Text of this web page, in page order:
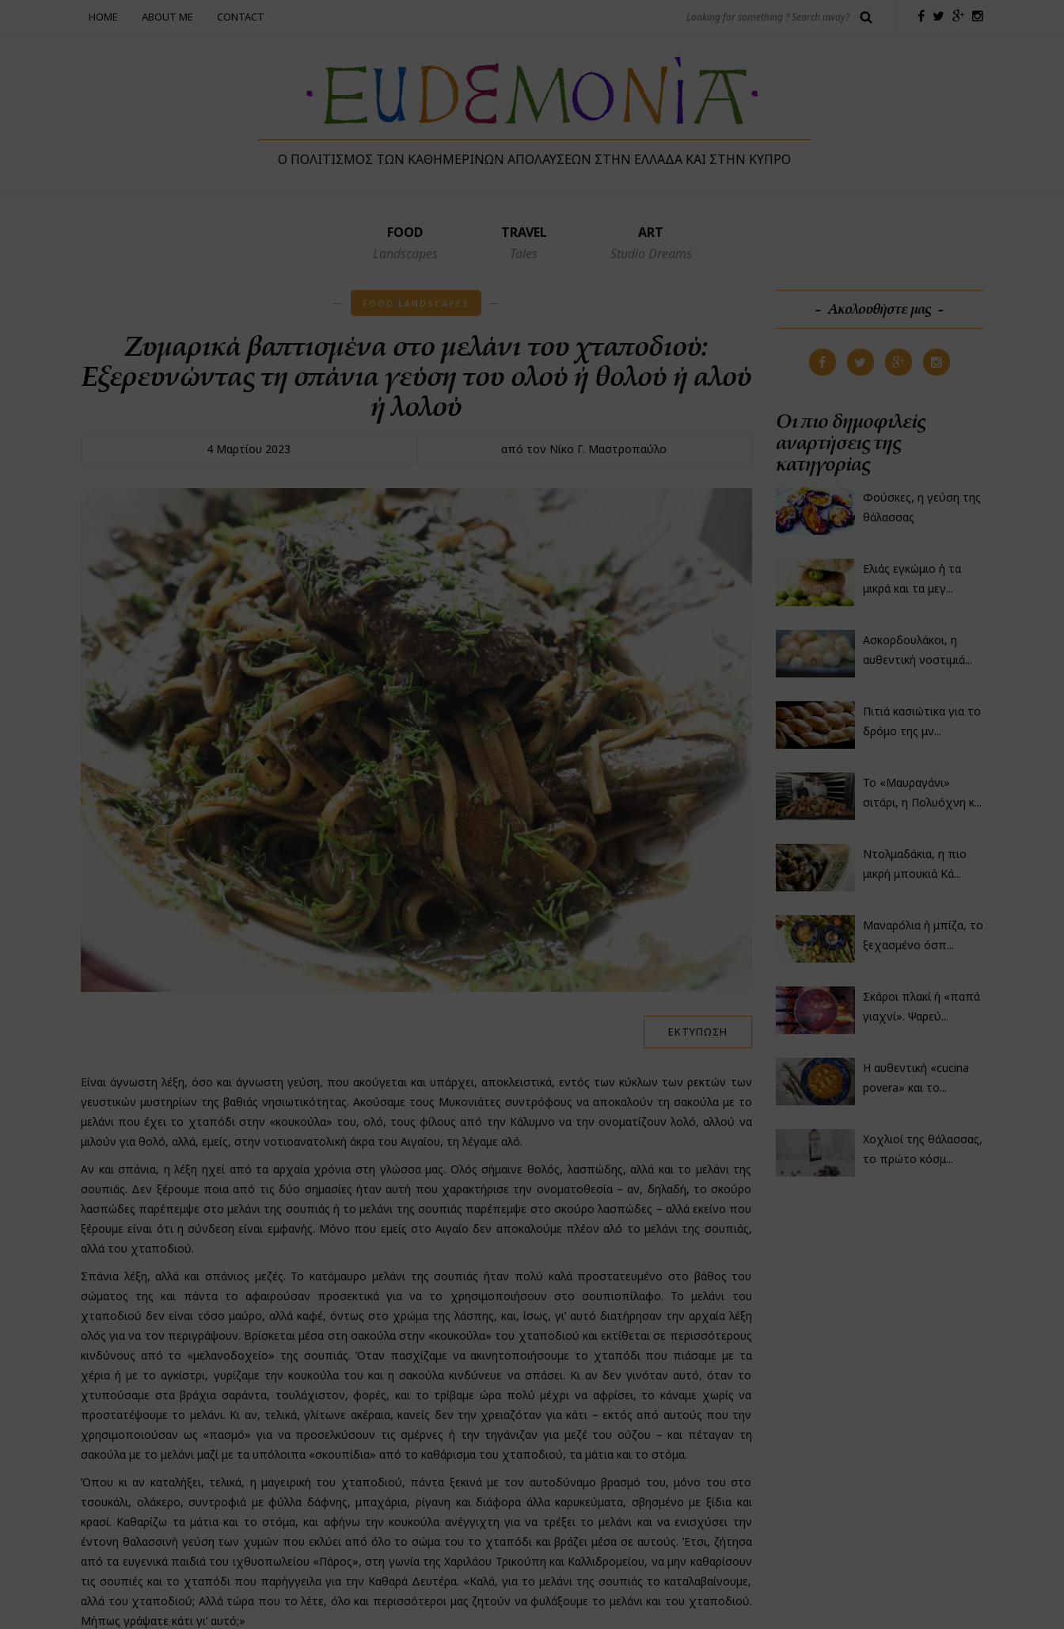
HOME ABOUT ME CONTACT
Ο ΠΟΛΙΤΙΣΜΌΣ ΤΩΝ ΚΑΘΗΜΕΡΙΝΏΝ ΑΠΟΛΑΎΣΕΩΝ ΣΤΗΝ ΕΛΛΆΔΑ ΚΑΙ ΣΤΗΝ ΚΎΠΡΟ
FOOD
Landscapes
TRAVEL
Tales
ART
Studio Dreams
FOOD LANDSCAPES
Ζυμαρικά βαπτισμένα στο μελάνι του χταποδιού:
Εξερευνώντας τη σπάνια γεύση του ολού ή θολού ή αλού
ή λολού
4 Μαρτίου 2023 από τον Νίκο Γ. Μαστροπαύλο
ΕΚΤΎΠΩΣΗ
Είναι άγνωστη λέξη, όσο και άγνωστη γεύση, που ακούγεται και υπάρχει, αποκλειστικά, εντός των κύκλων των ρεκτών των
γευστικών μυστηρίων της βαθιάς νησιωτικότητας. Ακούσαμε τους Μυκονιάτες συντρόφους να αποκαλούν τη σακούλα με το
μελάνι που έχει το χταπόδι στην «κουκούλα» του, ολό, τους φίλους από την Κάλυμνο να την ονοματίζουν λολό, αλλού να
μιλούν για θολό, αλλά, εμείς, στην νοτιοανατολική άκρα του Αιγαίου, τη λέγαμε αλό.
Αν και σπάνια, η λέξη ηχεί από τα αρχαία χρόνια στη γλώσσα μας. Ολός σήμαινε θολός, λασπώδης, αλλά και το μελάνι της
σουπιάς. Δεν ξέρουμε ποια από τις δύο σημασίες ήταν αυτή που χαρακτήρισε την ονοματοθεσία – αν, δηλαδή, το σκούρο
λασπώδες παρέπεμψε στο μελάνι της σουπιάς ή το μελάνι της σουπιάς παρέπεμψε στο σκούρο λασπώδες – αλλά εκείνο που
ξέρουμε είναι ότι η σύνδεση είναι εμφανής. Μόνο που εμείς στο Αιγαίο δεν αποκαλούμε πλέον αλό το μελάνι της σουπιάς,
αλλά του χταποδιού.
Σπάνια λέξη, αλλά και σπάνιος μεζές. Το κατάμαυρο μελάνι της σουπιάς ήταν πολύ καλά προστατευμένο στο βάθος του
σώματος της και πάντα το αφαιρούσαν προσεκτικά για να το χρησιμοποιήσουν στο σουπιοπίλαφο. Το μελάνι του
χταποδιού δεν είναι τόσο μαύρο, αλλά καφέ, όντως στο χρώμα της λάσπης, και, ίσως, γι’ αυτό διατήρησαν την αρχαία λέξη
ολός για να τον περιγράψουν. Βρίσκεται μέσα στη σακούλα στην «κουκούλα» του χταποδιού και εκτίθεται σε περισσότερους
κινδύνους από το «μελανοδοχείο» της σουπιάς. Όταν πασχίζαμε να ακινητοποιήσουμε το χταπόδι που πιάσαμε με τα
χέρια ή με το αγκίστρι, γυρίζαμε την κουκούλα του και η σακούλα κινδύνευε να σπάσει. Κι αν δεν γινόταν αυτό, όταν το
χτυπούσαμε στα βράχια σαράντα, τουλάχιστον, φορές, και το τρίβαμε ώρα πολύ μέχρι να αφρίσει, το κάναμε χωρίς να
προστατέψουμε το μελάνι. Κι αν, τελικά, γλίτωνε ακέραια, κανείς δεν την χρειαζόταν για κάτι – εκτός από αυτούς που την
χρησιμοποιούσαν ως «πασμό» για να προσελκύσουν τις σμέρνες ή την τηγάνιζαν για μεζέ του ούζου – και πέταγαν τη
σακούλα με το μελάνι μαζί με τα υπόλοιπα «σκουπίδια» από το καθάρισμα του χταποδιού, τα μάτια και το στόμα.
Όπου κι αν καταλήξει, τελικά, η μαγειρική του χταποδιού, πάντα ξεκινά με τον αυτοδύναμο βρασμό του, μόνο του στο
τσουκάλι, ολάκερο, συντροφιά με φύλλα δάφνης, μπαχάρια, ρίγανη και διάφορα άλλα καρυκεύματα, σβησμένο με ξίδια και
κρασί. Καθαρίζω τα μάτια και το στόμα, και αφήνω την κουκούλα ανέγγιχτη για να τρέξει το μελάνι και να ενισχύσει την
έντονη θαλασσινή γεύση των χυμών που εκλύει από όλο το σώμα του το χταπόδι και βράζει μέσα σε αυτούς. Έτσι, ζήτησα
από τα ευγενικά παιδιά του ιχθυοπωλείου «Πάρος», στη γωνία της Χαριλάου Τρικούπη και Καλλιδρομείου, να μην καθαρίσουν
τις σουπιές και το χταπόδι που παρήγγειλα για την Καθαρά Δευτέρα. «Καλά, για το μελάνι της σουπιάς το καταλαβαίνουμε,
αλλά του χταποδιού; Αλλά τώρα που το λέτε, όλο και περισσότεροι μας ζητούν να φυλάξουμε το μελάνι και του χταποδιού.
Μήπως γράψατε κάτι γι’ αυτό;»
Ακολουθήστε μας
Οι πιο δημοφιλείς
αναρτήσεις της
κατηγορίας
Φούσκες, η γεύση της
θάλασσας
Ελιάς εγκώμιο ή τα
μικρά και τα μεγ...
Ασκορδουλάκοι, η
αυθεντική νοστιμιά...
Πιτιά κασιώτικα για το
δρόμο της μν...
Το «Μαυραγάνι»
σιτάρι, η Πολυόχνη κ...
Ντολμαδάκια, η πιο
μικρή μπουκιά Κά...
Μαναρόλια ή μπίζα, το
ξεχασμένο όσπ...
Σκάροι πλακί ή «παπά
γιαχνί». Ψαρεύ...
Η αυθεντική «cucina
povera» και το...
Χοχλιοί της θάλασσας,
το πρώτο κόσμ...